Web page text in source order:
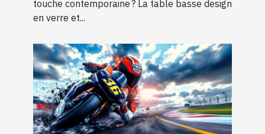
touche contemporaine ? La table basse design
en verre et...